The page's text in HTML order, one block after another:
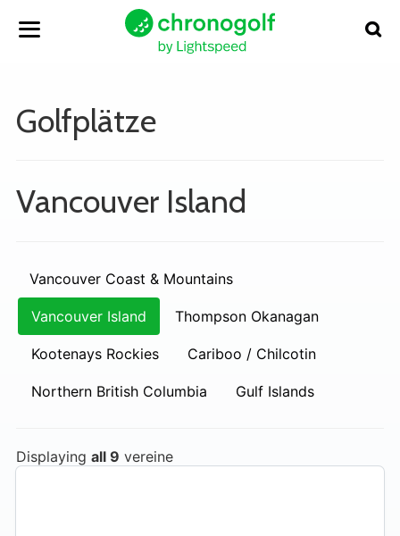
Golfplätze
Vancouver Island
Vancouver Coast & Mountains
Vancouver Island Thompson Okanagan
Kootenays Rockies Cariboo / Chilcotin
Northern British Columbia Gulf Islands
Displaying all 9 vereine